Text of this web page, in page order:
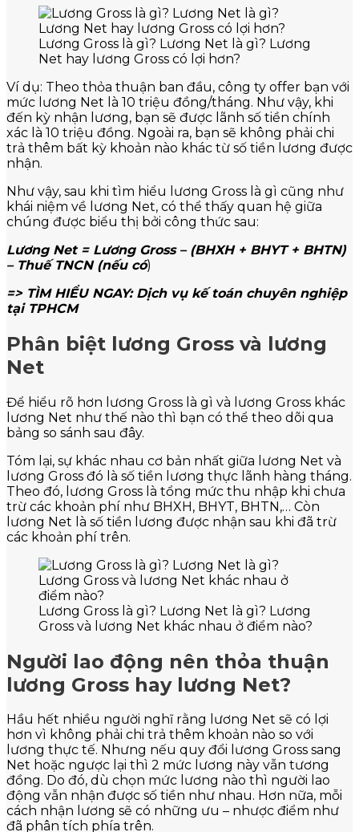
Lương Gross là gì? Lương Net là gì? Lương
Net hay lương Gross có lợi hơn?
Ví dụ: Theo thỏa thuận ban đầu, công ty offer bạn với
mức lương Net là 10 triệu đồng/tháng. Như vậy, khi
đến kỳ nhận lương, bạn sẽ được lãnh số tiền chính
xác là 10 triệu đồng. Ngoài ra, bạn sẽ không phải chi
trả thêm bất kỳ khoản nào khác từ số tiền lương được
nhận.
Như vậy, sau khi tìm hiểu lương Gross là gì cũng như
khái niệm về lương Net, có thể thấy quan hệ giữa
chúng được biểu thị bởi công thức sau:
Lương Net = Lương Gross – (BHXH + BHYT + BHTN)
– Thuế TNCN (nếu có)
=> TÌM HIỂU NGAY: Dịch vụ kế toán chuyên nghiệp
tại TPHCM
Phân biệt lương Gross và lương
Net
Để hiểu rõ hơn lương Gross là gì và lương Gross khác
lương Net như thế nào thì bạn có thể theo dõi qua
bảng so sánh sau đây.
Tóm lại, sự khác nhau cơ bản nhất giữa lương Net và
lương Gross đó là số tiền lương thực lãnh hàng tháng.
Theo đó, lương Gross là tổng mức thu nhập khi chưa
trừ các khoản phí như BHXH, BHYT, BHTN,… Còn
lương Net là số tiền lương được nhận sau khi đã trừ
các khoản phí trên.
Lương Gross là gì? Lương Net là gì? Lương
Gross và lương Net khác nhau ở điểm nào?
Người lao động nên thỏa thuận
lương Gross hay lương Net?
Hầu hết nhiều người nghĩ rằng lương Net sẽ có lợi
hơn vì không phải chi trả thêm khoản nào so với
lương thực tế. Nhưng nếu quy đổi lương Gross sang
Net hoặc ngược lại thì 2 mức lương này vẫn tương
đồng. Do đó, dù chọn mức lương nào thì người lao
động vẫn nhận được số tiền như nhau. Hơn nữa, mỗi
cách nhận lương sẽ có những ưu – nhược điểm như
đã phân tích phía trên.